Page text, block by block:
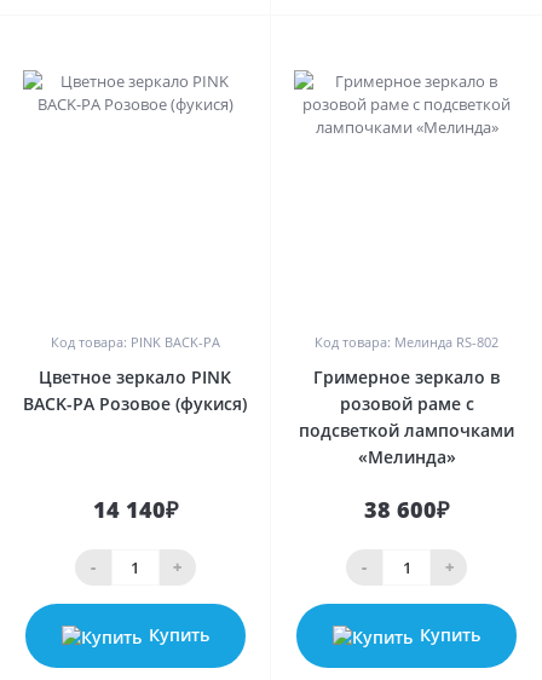
Код товара: PINK BACK-PA
Цветное зеркало PINK
BACK-PA Розовое (фукися)
14 140₽
- +
Купить
Код товара: Мелинда RS-802
Гримерное зеркало в
розовой раме с
подсветкой лампочками
«Мелинда»
38 600₽
- +
Купить